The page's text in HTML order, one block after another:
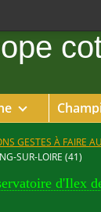
GESTES À FAIRE
SUR-LOIRE (41)
d'Ilex